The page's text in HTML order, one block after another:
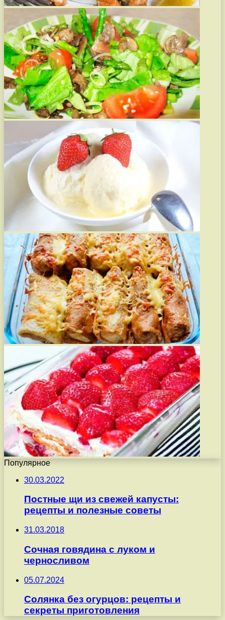
Популярное
30.03.2022
Постные щи из свежей капусты:
рецепты и полезные советы
31.03.2018
Сочная говядина с луком и
черносливом
05.07.2024
Солянка без огурцов: рецепты и
секреты приготовления